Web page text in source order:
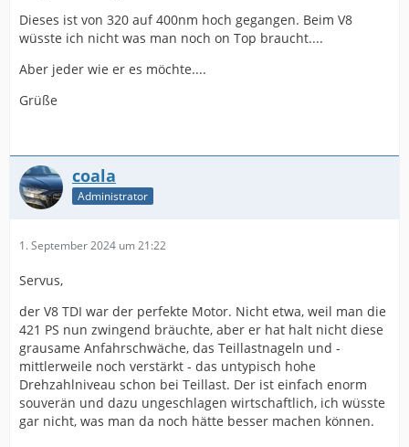
Dieses ist von 320 auf 400nm hoch gegangen. Beim V8
wüsste ich nicht was man noch on Top braucht....
Aber jeder wie er es möchte....
Grüße
coala
Administrator
1. September 2024 um 21:22
Servus,
der V8 TDI war der perfekte Motor. Nicht etwa, weil man die
421 PS nun zwingend bräuchte, aber er hat halt nicht diese
grausame Anfahrschwäche, das Teillastnageln und -
mittlerweile noch verstärkt - das untypisch hohe
Drehzahlniveau schon bei Teillast. Der ist einfach enorm
souverän und dazu ungeschlagen wirtschaftlich, ich wüsste
gar nicht, was man da noch hätte besser machen können.